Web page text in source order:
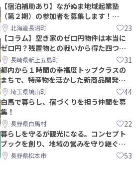
【宿泊補助あり】ながぬま地域起業塾
（第２期）の参加者を募集します！
【8/21〆】
北海道長沼町 23
【コラム】空き家のゼロ円物件は本当に
ゼロ円？残置物との戦いから得た四つの
教訓｜新上五島町
長崎県新上五島町 31
都内から１時間の幸福度トップクラスの
まちで、特産物を活かした新商品開発＆
PRメンバー募集！
埼玉県鳩山町 44
白馬で暮らし、宿づくりを担う仲間を募
集！
長野県白馬村 22
暮らしを守るが観光になる。コンセプト
ブックを創り、地域の営みを守り継ぐ仲
間を集めませんか？
長野県松本市 53